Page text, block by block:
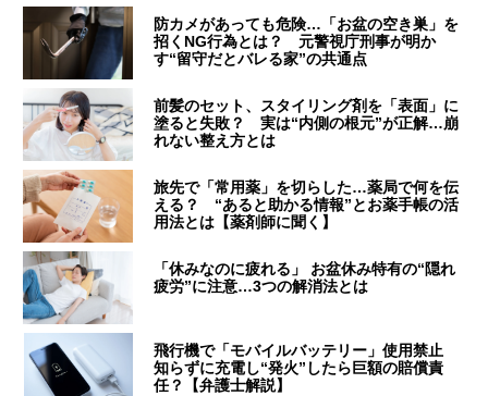
防カメがあっても危険…「お盆の空き巣」を
招くNG行為とは？ 元警視庁刑事が明か
す“留守だとバレる家”の共通点
前髪のセット、スタイリング剤を「表面」に
塗ると失敗？ 実は“内側の根元”が正解…崩
れない整え方とは
旅先で「常用薬」を切らした…薬局で何を伝
える？ “あると助かる情報”とお薬手帳の活
用法とは【薬剤師に聞く】
「休みなのに疲れる」 お盆休み特有の“隠れ
疲労”に注意…3つの解消法とは
飛行機で「モバイルバッテリー」使用禁止
知らずに充電し“発火”したら巨額の賠償責
任？【弁護士解説】